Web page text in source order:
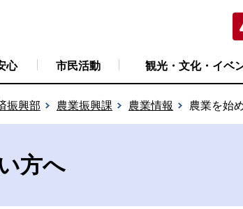
心 市民活動 観光・文化・イベ
振興部 農業振興課 農業情報 農業を始
方へ